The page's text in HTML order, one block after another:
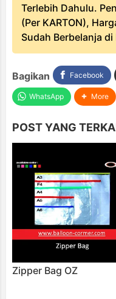
Terlebih Dahulu.
(Per KARTON),
Sudah Berbelanja
Bagikan Facebook
WhatsApp More
POST YANG
Zipper Bag OZ